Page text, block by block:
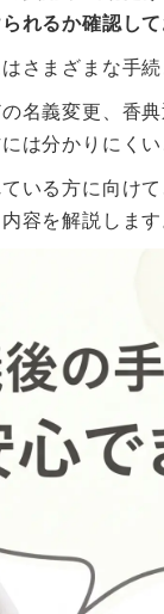
れるか確認して
さまざまな手続
名義変更、香
は分かりにくい
いる方に向け
容を解説します